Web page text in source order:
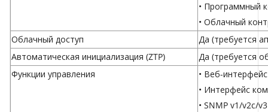
• Программный
• Облачный
Облачный доступ
Да (требуется
Автоматическая инициализация (ZTP)
Да (требуется
Функции управления
• Веб-интерфейс
• Интерфейс
• SNMP v1/v2c/v3